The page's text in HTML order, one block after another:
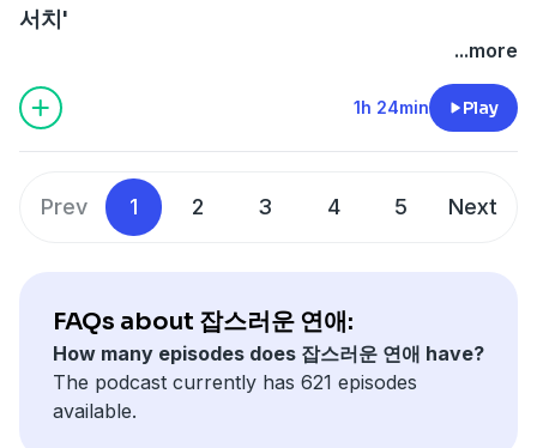
서치'
...more
1h 24min Play
Prev 1 2 3 4 5 Next
FAQs about 잡스러운 연애:
How many episodes does 잡스러운 연애 have?
The podcast currently has 621 episodes
available.